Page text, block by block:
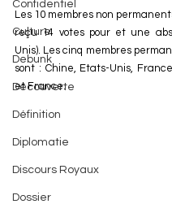
Confidentiel
Culture
Debunk
Découverte
Définition
Diplomatie
Discours Royaux
Dossier
Les 10 membres non
reçu 14 votes pour et une
Unis). Les cinq membres
sont : Chine, Etats-Unis,
et France.